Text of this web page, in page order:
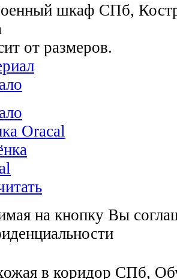
шкаф СПб,
от размеров.
Oracal
на кнопку Вы
в коридор СПб,